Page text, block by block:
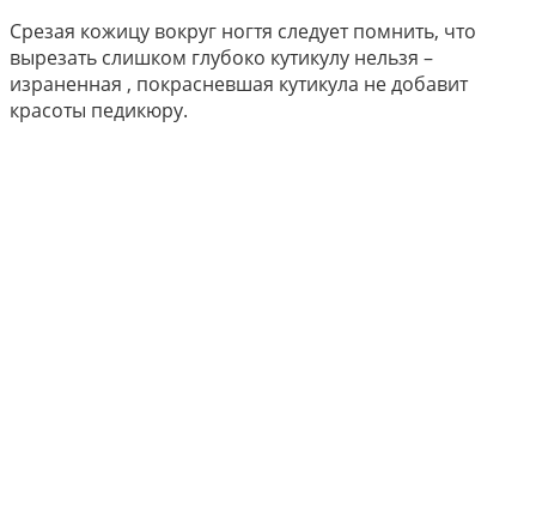
Срезая кожицу вокруг ногтя следует помнить, что
вырезать слишком глубоко кутикулу нельзя –
израненная , покрасневшая кутикула не добавит
красоты педикюру.